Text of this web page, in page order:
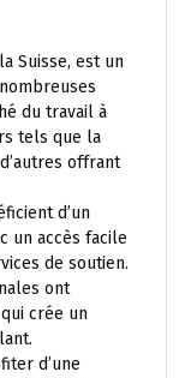
Suisse, est un
du travail à
tels que la
offrant
d’un
un accès facile
de soutien.
ont
crée un
d’une